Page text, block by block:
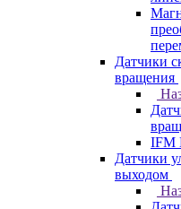
Датчики
вращения
IFM
Датчики
выходом